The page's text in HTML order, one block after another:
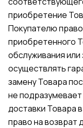
приобретение
Покупателю
приобретенного
обслуживания
осуществлять
замену Товара
не
доставки Товара
право на возврат